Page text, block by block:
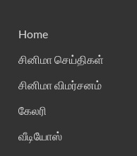
Home
சினிமா செய்திகள்
சினிமா விமர்சனம்
கேலரி
வீடியோஸ்